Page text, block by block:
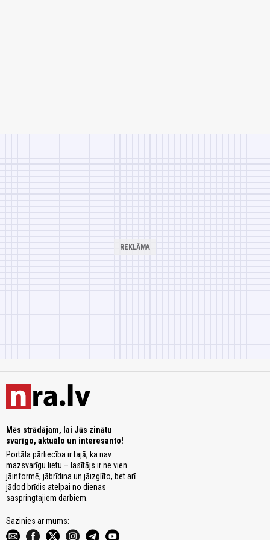
Mēs strādājam, lai Jūs zinātu
svarīgo, aktuālo un interesanto!
Portāla pārliecība ir tajā, ka nav
mazsvarīgu lietu – lasītājs ir ne vien
jāinformē, jābrīdina un jāizglīto, bet arī
jādod brīdis atelpai no dienas
saspringtajiem darbiem.
Sazinies ar mums: